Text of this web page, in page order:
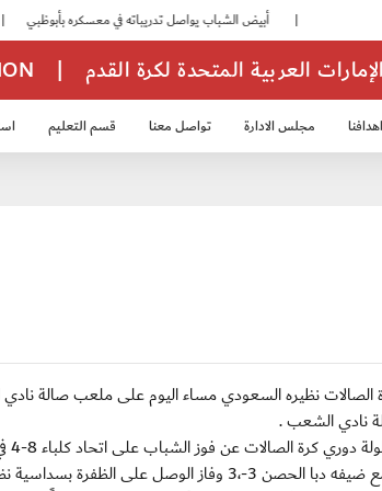
| العربية المتحدة لكرة القدم
مجلس الادارة تواصل معنا قسم التعليم
الوطني لكرة الصالات نظيره السعودي مساء اليوم على ملعب صالة
نادي الشعب .
من ناحية أخرى
الظفرة بسداسية نظيفة .